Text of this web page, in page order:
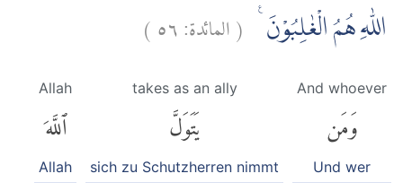
اللّٰهِ هُمُ الْغٰلِبُوْنَ ࣖ (المائدة:٥٦)
And whoever
وَمَن
Und wer
takes as an ally
يَتَوَلَّ
sich zu Schutzherren nimmt
Allah
ٱللَّهَ
Allah